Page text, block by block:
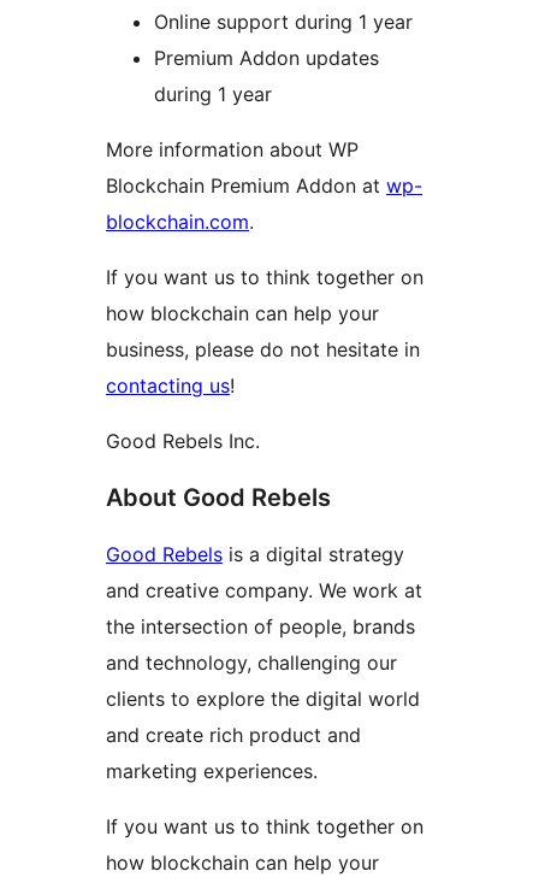
Online support during 1 year
Premium Addon updates
during 1 year
More information about WP
Blockchain Premium Addon at wp-
blockchain.com.
If you want us to think together on
how blockchain can help your
business, please do not hesitate in
contacting us!
Good Rebels Inc.
About Good Rebels
Good Rebels is a digital strategy
and creative company. We work at
the intersection of people, brands
and technology, challenging our
clients to explore the digital world
and create rich product and
marketing experiences.
If you want us to think together on
how blockchain can help your